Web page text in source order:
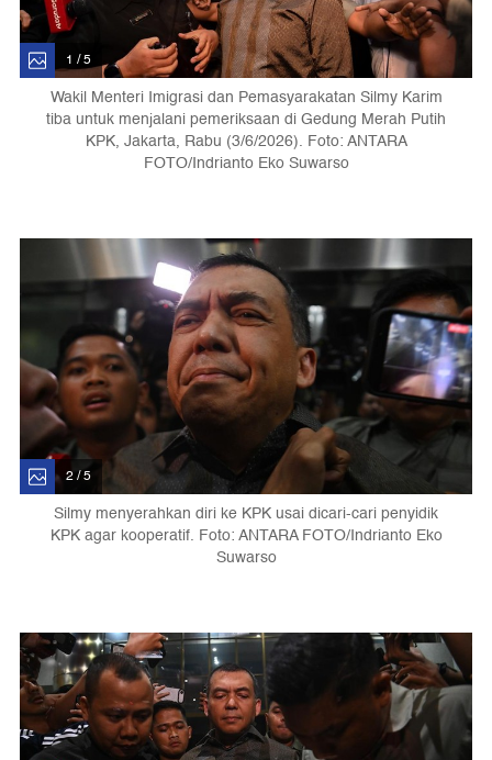
1 / 5
Wakil Menteri Imigrasi dan Pemasyarakatan Silmy Karim
tiba untuk menjalani pemeriksaan di Gedung Merah Putih
KPK, Jakarta, Rabu (3/6/2026). Foto: ANTARA
FOTO/Indrianto Eko Suwarso
2 / 5
Silmy menyerahkan diri ke KPK usai dicari-cari penyidik
KPK agar kooperatif. Foto: ANTARA FOTO/Indrianto Eko
Suwarso